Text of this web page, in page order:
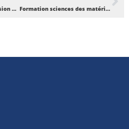
Novembre 2023, 2ème session de formation X-TechLab Formation sciences des matériaux et imagerie par rayons X